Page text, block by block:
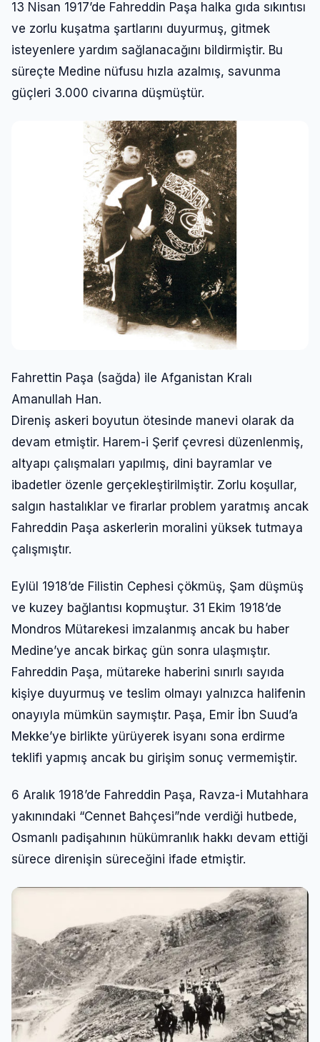
13 Nisan 1917’de Fahreddin Paşa halka gıda sıkıntısı
ve zorlu kuşatma şartlarını duyurmuş, gitmek
isteyenlere yardım sağlanacağını bildirmiştir. Bu
süreçte Medine nüfusu hızla azalmış, savunma
güçleri 3.000 civarına düşmüştür.
Fahrettin Paşa (sağda) ile Afganistan Kralı
Amanullah Han.
Direniş askeri boyutun ötesinde manevi olarak da
devam etmiştir. Harem-i Şerif çevresi düzenlenmiş,
altyapı çalışmaları yapılmış, dini bayramlar ve
ibadetler özenle gerçekleştirilmiştir. Zorlu koşullar,
salgın hastalıklar ve firarlar problem yaratmış ancak
Fahreddin Paşa askerlerin moralini yüksek tutmaya
çalışmıştır.
Eylül 1918’de Filistin Cephesi çökmüş, Şam düşmüş
ve kuzey bağlantısı kopmuştur. 31 Ekim 1918’de
Mondros Mütarekesi imzalanmış ancak bu haber
Medine’ye ancak birkaç gün sonra ulaşmıştır.
Fahreddin Paşa, mütareke haberini sınırlı sayıda
kişiye duyurmuş ve teslim olmayı yalnızca halifenin
onayıyla mümkün saymıştır. Paşa, Emir İbn Suud’a
Mekke’ye birlikte yürüyerek isyanı sona erdirme
teklifi yapmış ancak bu girişim sonuç vermemiştir.
6 Aralık 1918’de Fahreddin Paşa, Ravza-i Mutahhara
yakınındaki “Cennet Bahçesi”nde verdiği hutbede,
Osmanlı padişahının hükümranlık hakkı devam ettiği
sürece direnişin süreceğini ifade etmiştir.